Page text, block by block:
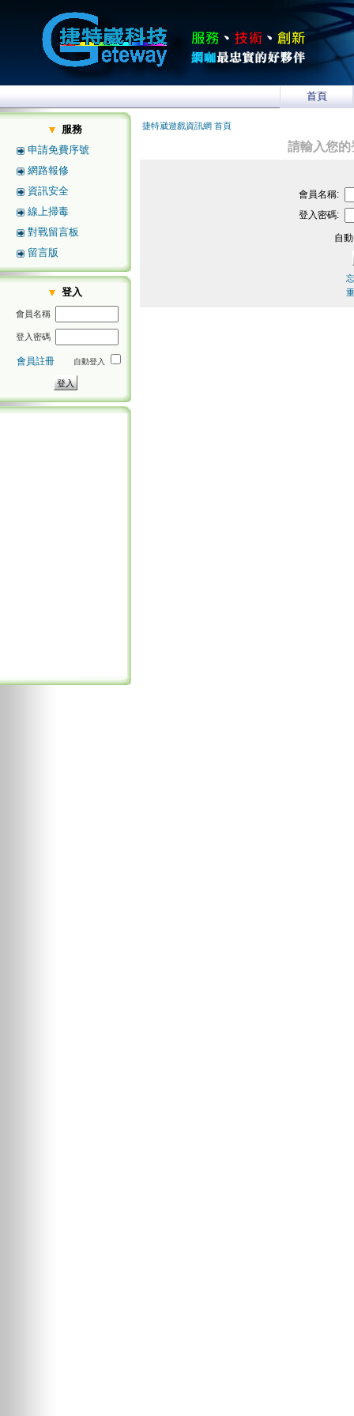
首頁
服務
申請免費序號
網路報修
資訊安全
線上掃毒
對戰留言板
留言版
登入
會員名稱
登入密碼
會員註冊 自動登入
捷特崴遊戲資訊網 首頁
請輸入您
會員名稱:
登入密碼:
自